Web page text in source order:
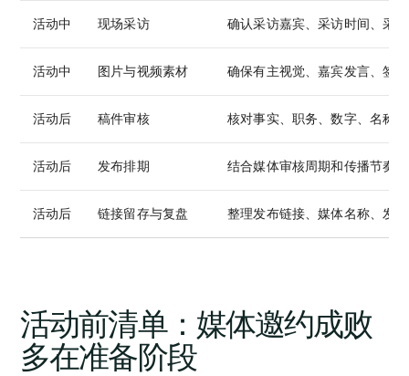
活动中 现场采访 确认采访嘉宾、采访时间、采
活动中 图片与视频素材 确保有主视觉、嘉宾发言、签
活动后 稿件审核 核对事实、职务、数字、名称
活动后 发布排期 结合媒体审核周期和传播节奏
活动后 链接留存与复盘 整理发布链接、媒体名称、发
活动前清单：媒体邀约成败
多在准备阶段